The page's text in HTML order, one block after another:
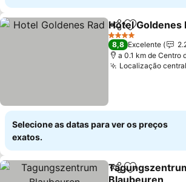
PartilharAdicionar
Hotel Goldenes
4 Estrelas
8,8 Excelente
a 0.1 km de Centro
Localização
Selecione as datas para ver os preços
exatos.
PartilharAdicionar
Blaubeuren